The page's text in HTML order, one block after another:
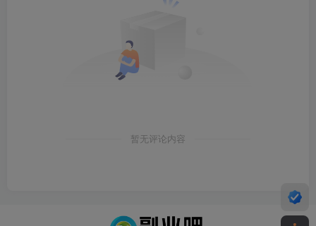
暂无评论内容